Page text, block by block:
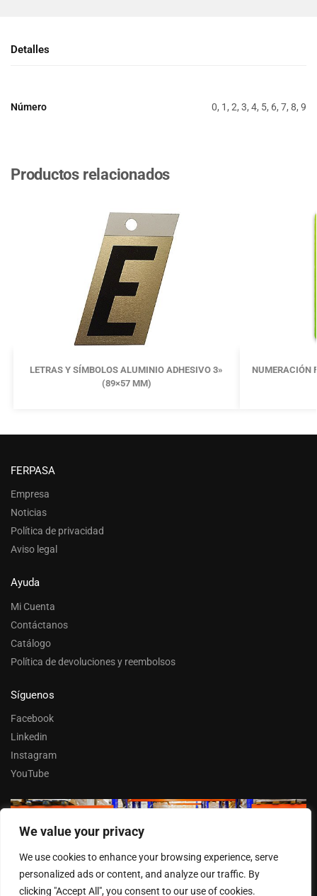
We value your privacy
We use cookies to enhance your browsing experience, serve
personalized ads or content, and analyze our traffic. By
clicking "Accept All", you consent to our use of cookies.
Detalles
Número 0, 1, 2, 3, 4, 5, 6, 7, 8, 9
Productos relacionados
LETRAS Y SÍMBOLOS ALUMINIO ADHESIVO 3»
(89×57 MM)
NUMERACIÓN
FERPASA
Empresa
Noticias
Política de privacidad
Aviso legal
Ayuda
Mi Cuenta
Contáctanos
Catálogo
Política de devoluciones y reembolsos
Síguenos
Facebook
Linkedin
Instagram
YouTube
Trabaja con nosotros
Entrar